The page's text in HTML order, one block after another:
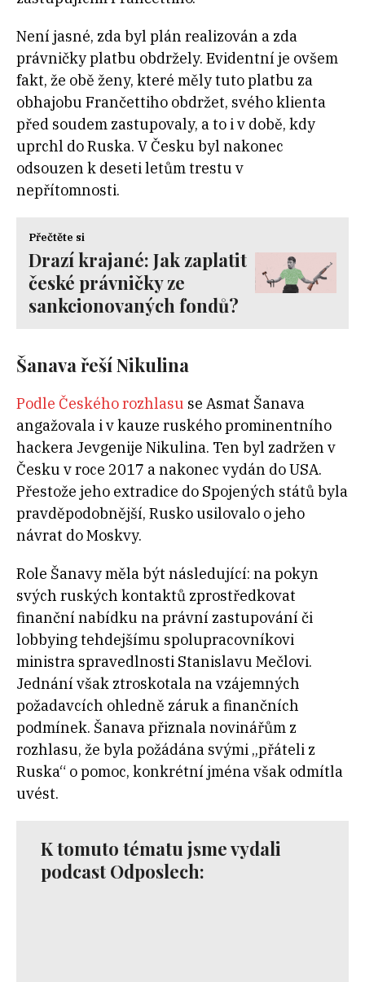
Není jasné, zda byl plán realizován a zda
právničky platbu obdržely. Evidentní je ovšem
fakt, že obě ženy, které měly tuto platbu za
obhajobu Frančettiho obdržet, svého klienta
před soudem zastupovaly, a to i v době, kdy
uprchl do Ruska. V Česku byl nakonec
odsouzen k deseti letům trestu v
nepřítomnosti.
Přečtěte si
Drazí krajané: Jak zaplatit
české právničky ze
sankcionovaných fondů?
Šanava řeší Nikulina
Podle Českého rozhlasu se Asmat Šanava
angažovala i v kauze ruského prominentního
hackera Jevgenije Nikulina. Ten byl zadržen v
Česku v roce 2017 a nakonec vydán do USA.
Přestože jeho extradice do Spojených států byla
pravděpodobnější, Rusko usilovalo o jeho
návrat do Moskvy.
Role Šanavy měla být následující: na pokyn
svých ruských kontaktů zprostředkovat
finanční nabídku na právní zastupování či
lobbying tehdejšímu spolupracovníkovi
ministra spravedlnosti Stanislavu Mečlovi.
Jednání však ztroskotala na vzájemných
požadavcích ohledně záruk a finančních
podmínek. Šanava přiznala novinářům z
rozhlasu, že byla požádána svými „přáteli z
Ruska“ o pomoc, konkrétní jména však odmítla
uvést.
K tomuto tématu jsme vydali
podcast Odposlech: